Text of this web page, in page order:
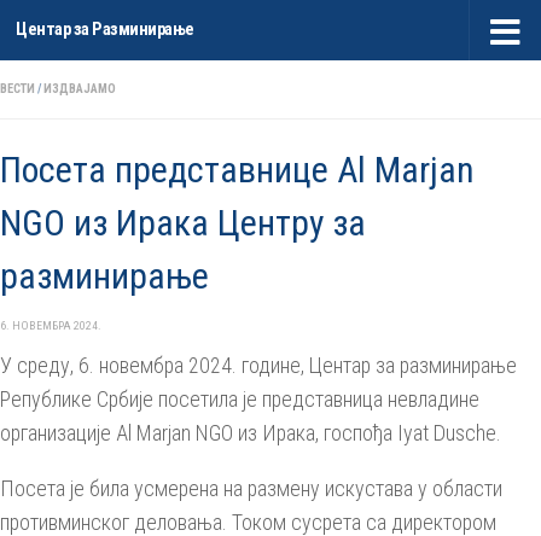
Skip to content
Центар за Разминирање
ВЕСТИ /ИЗДВАЈАМО
Посета представнице Al Marjan
NGO из Ирака Центру за
разминирање
6. НОВЕМБРА 2024.
У среду, 6. новембра 2024. године, Центар за разминирање
Републике Србије посетила је представница невладине
организације Al Marjan NGO из Ирака, госпођа Iyat Dusche.
Посета је била усмерена на размену искустава у области
противминског деловања. Током сусрета са директором